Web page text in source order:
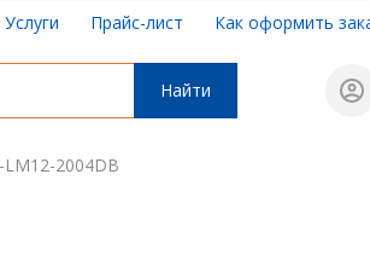
Услуги Прайс-лист Как оформить
Найти
LM12-2004DB